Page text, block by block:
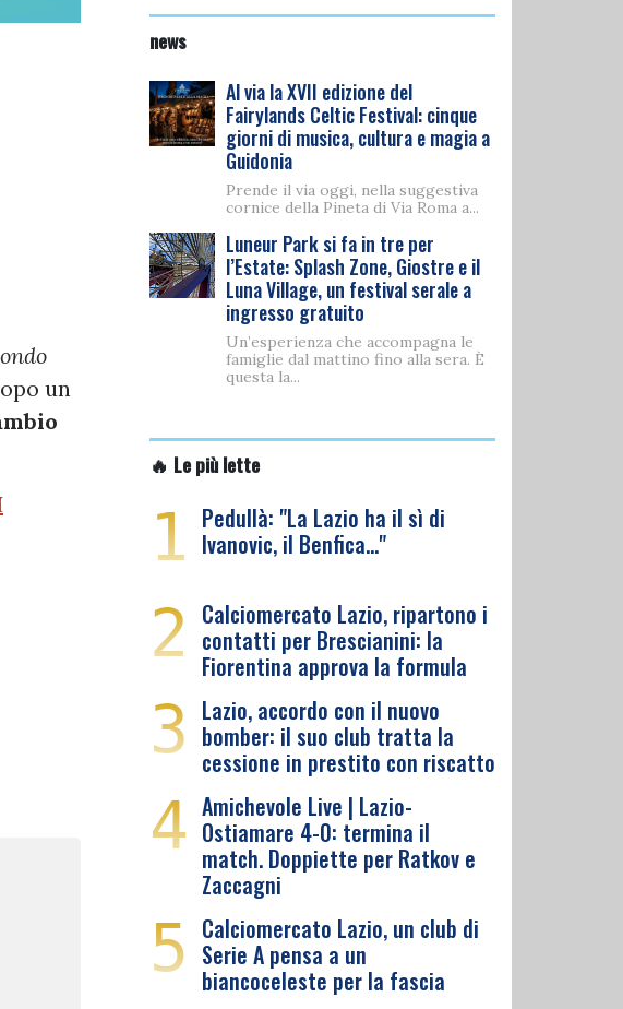
un
news
Al via la XVII edizione del
Fairylands Celtic Festival: cinque
giorni di musica, cultura e magia a
Guidonia
Prende il via oggi, nella suggestiva
cornice della Pineta di Via Roma a...
Luneur Park si fa in tre per
l’Estate: Splash Zone, Giostre e il
Luna Village, un festival serale a
ingresso gratuito
Un’esperienza che accompagna le
famiglie dal mattino fino alla sera. È
questa la...
🔥 Le più lette
1 Pedullà: "La Lazio ha il sì di
Ivanovic, il Benfica…"
2 Calciomercato Lazio, ripartono i
contatti per Brescianini: la
Fiorentina approva la formula
3 Lazio, accordo con il nuovo
bomber: il suo club tratta la
cessione in prestito con riscatto
4 Amichevole Live | Lazio-
Ostiamare 4-0: termina il
match. Doppiette per Ratkov e
Zaccagni
5 Calciomercato Lazio, un club di
Serie A pensa a un
biancoceleste per la fascia